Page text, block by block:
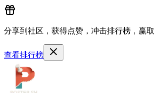
分享到社区，获得点赞，冲击排行榜，赢取
查看排行榜